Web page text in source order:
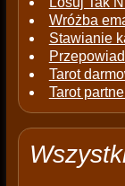
Wróżba
Stawianie
Tarot
Tarot